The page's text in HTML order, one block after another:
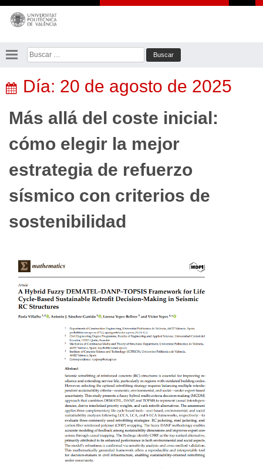
Saltar
contenido
Buscar:
Día: 20 de agosto de 2025
Más allá del coste inicial:
cómo elegir la mejor
estrategia de refuerzo
sísmico con criterios de
sostenibilidad